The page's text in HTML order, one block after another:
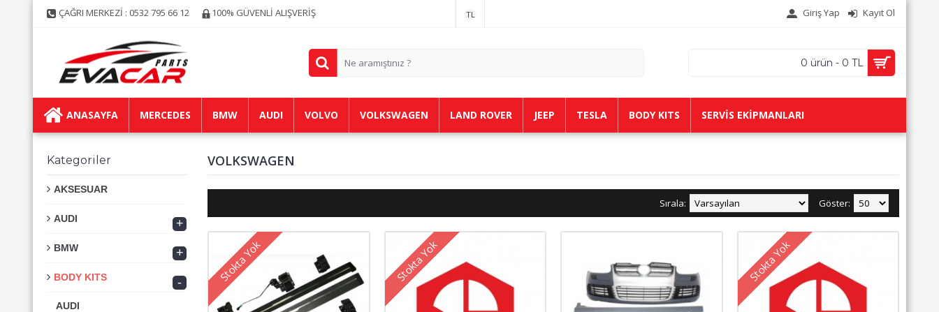
ÇAĞRI MERKEZİ : 0532 795 66 12 100% GÜVENLİ ALIŞVERİŞ TL Giriş Yap Kayıt Ol
0 ürün - 0 TL
ANASAYFA MERCEDES BMW AUDI VOLVO VOLKSWAGEN LAND ROVER JEEP TESLA BODY KITS SERVİS EKİPMANLARI
Kategoriler
AKSESUAR
AUDI +
BMW +
BODY KITS -
AUDI
VOLKSWAGEN
Göster:
Sırala:
Stokta Yok Stokta Yok Stokta Yok